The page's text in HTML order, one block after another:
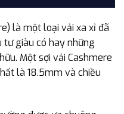
là một loại vải xa xỉ đã
tư giàu có hay những
Một sợi vải Cashmere
là 18.5mm và chiều